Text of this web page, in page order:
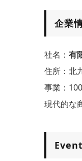
企業
社名： 有
住所：北
事業：
現代的な